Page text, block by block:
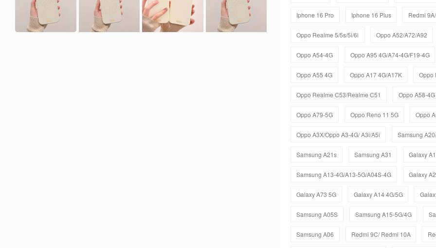
Iphone 16 Pro Iphone 16 Plus Redmi
Oppo Realme 5/5s/5i/6i Oppo A52/A72/A92
Oppo A54-4G Oppo A95 4G/A74-4G/F19-4G
Oppo A55 4G Oppo A17 4G/A17K Oppo
Oppo Realme C53/Realme C51 Oppo A58-4G
Oppo A79-5G Oppo Reno 11 5G Oppo
Oppo A3X/Oppo A3-4G/ A3i/A5i Samsung
Samsung A21s Samsung A31 Galaxy
Samsung A13-4G/A13-5G/A04S-4G Galaxy
Galaxy A73 5G Galaxy A14 4G/5G
Samsung A05S Samsung A15-5G/4G
Samsung A06 Redmi 9C/ Redmi 10A